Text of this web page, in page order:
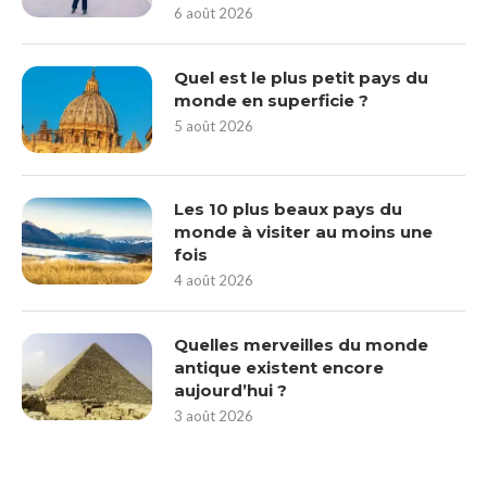
6 août 2026
Quel est le plus petit pays du
monde en superficie ?
5 août 2026
Les 10 plus beaux pays du
monde à visiter au moins une
fois
4 août 2026
Quelles merveilles du monde
antique existent encore
aujourd’hui ?
3 août 2026